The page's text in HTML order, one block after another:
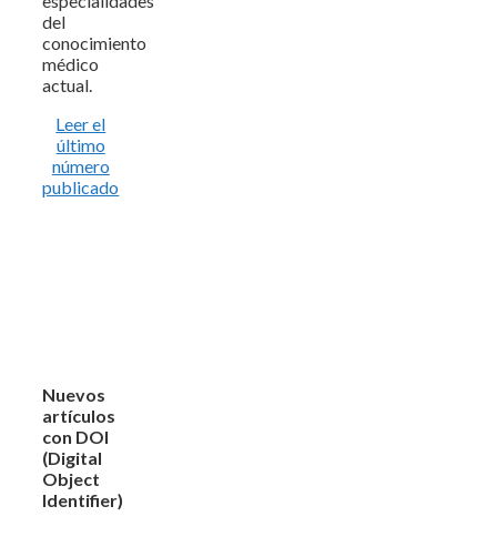
del
conocimiento
médico
actual.
Leer el
último
número
publicado
Nuevos
artículos
con DOI
(Digital
Object
Identifier)